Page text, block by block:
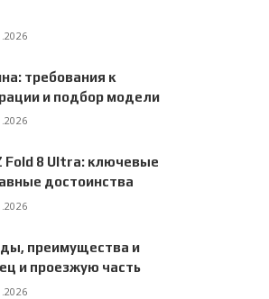
требования к
и подбор модели
Fold 8 Ultra: ключевые
достоинства
преимущества и
и проезжую часть